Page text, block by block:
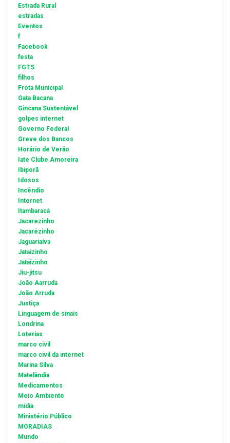
Estrada Rural
estradas
Eventos
f
Facebook
festa
FGTS
filhos
Frota Municipal
Gata Bacana
Gincana Sustentável
golpes internet
Governo Federal
Greve dos Bancos
Horário de Verão
Iate Clube Amoreira
Ibiporã
Idosos
Incêndio
Internet
Itambaracá
Jacarezinho
Jacarézinho
Jaguariaíva
Jataizinho
Jataízinho
Jiu-jitsu
João Aarruda
João Arruda
Justiça
Linguagem de sinais
Londrina
Loterias
marco civil
marco civil da internet
Marina Silva
Matelândia
Medicamentos
Meio Ambiente
mídia
Ministério Público
MORADIAS
Mundo